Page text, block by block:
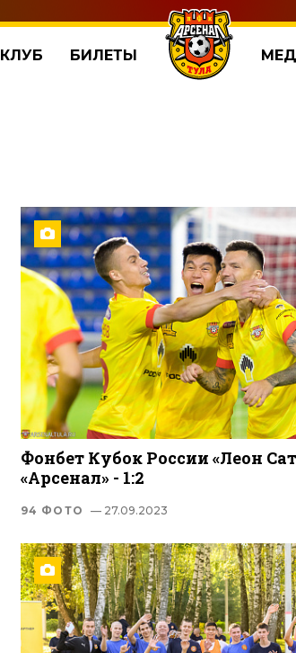
КЛУБ БИЛЕТЫ
Фонбет Кубок России «Леон
«Арсенал» - 1:2
94 ФОТО — 27.09.2023